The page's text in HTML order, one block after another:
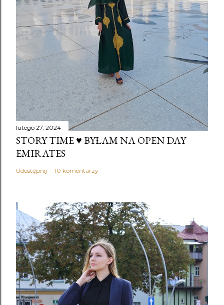
lutego 27, 2024
STORY TIME ♥️ BYŁAM NA OPEN DAY
EMIRATES
Udostępnij 10 komentarzy